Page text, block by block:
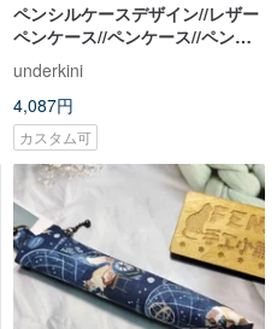
ペンシルケースデザイン//レザー
ペンケース//ペンケース//ペンホ
ルダー//シンプル//フリーレタリ
ング//クリスマスギフト
underkini
4,087円
カスタム可